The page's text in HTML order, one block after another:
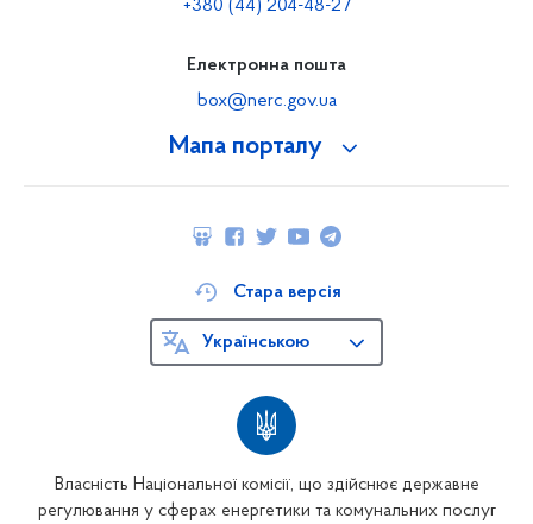
Мапа порталу
+380 (44) 204-48-27
Електронна пошта
box@nerc.gov.ua
Власність Національної комісії, що здійснює державне
регулювання у сферах енергетики та комунальних послуг
Стара версія
Українською